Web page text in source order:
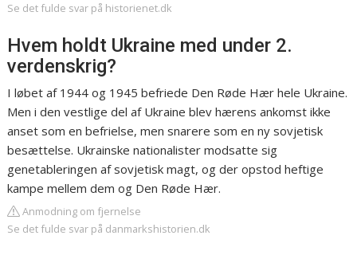
Se det fulde svar på historienet.dk
Hvem holdt Ukraine med under 2.
verdenskrig?
I løbet af 1944 og 1945 befriede Den Røde Hær hele Ukraine.
Men i den vestlige del af Ukraine blev hærens ankomst ikke
anset som en befrielse, men snarere som en ny sovjetisk
besættelse. Ukrainske nationalister modsatte sig
genetableringen af sovjetisk magt, og der opstod heftige
kampe mellem dem og Den Røde Hær.
Anmodning om fjernelse
Se det fulde svar på danmarkshistorien.dk